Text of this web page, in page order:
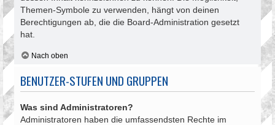
Themen-Symbole zu verwenden, hängt von deinen
Berechtigungen ab, die die Board-Administration gesetzt
hat.
Nach oben
BENUTZER-STUFEN UND GRUPPEN
Was sind Administratoren?
Administratoren haben die umfassendsten Rechte im